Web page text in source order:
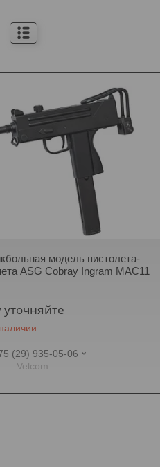
модель пистолета-
ASG Cobray Ingram MAC11
(29) 935-05-06
Velcom